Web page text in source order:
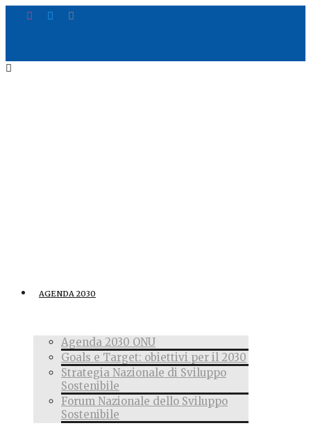
AGENDA 2030
Agenda 2030 ONU
Goals e Target: obiettivi per il 2030
Strategia Nazionale di Sviluppo
Sostenibile
Forum Nazionale dello Sviluppo
Sostenibile